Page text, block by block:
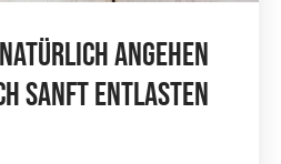
Angehen
Sanft Entlasten